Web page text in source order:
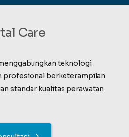
Care
teknologi
profesional berketerampilan
standar kualitas perawatan